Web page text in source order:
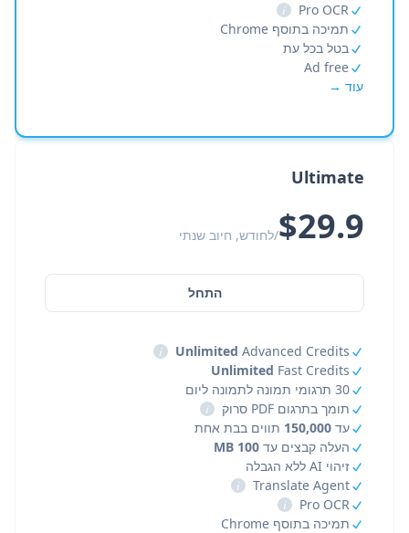
Pro OCR
i
תמיכה בתוסף Chrome
בטל בכל עת
Ad free
עוד →
Ultimate
$29.9/לחודש, חיוב שנתי
התחל
Unlimited Advanced Credits
i
Unlimited Fast Credits
30 תרגומי תמונה לתמונה ליום
תומך בתרגום PDF סרוק
i
עד 150,000 תווים בבת אחת
העלה קבצים עד 100 MB
זיהוי AI ללא הגבלה
Translate Agent
i
Pro OCR
i
תמיכה בתוסף Chrome